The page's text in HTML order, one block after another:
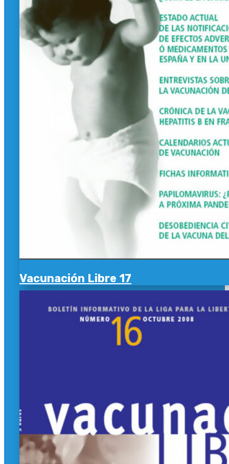
Vacunación Libre 17